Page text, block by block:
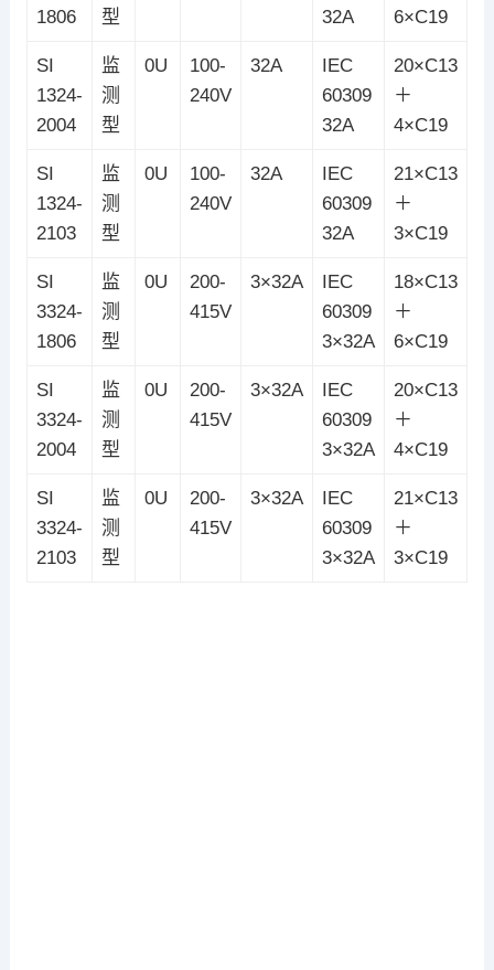
1806
型
32A
6×C19
SI
1324-
2004
监
测
型
0U
100-
240V
32A
IEC
60309
32A
20×C13
＋
4×C19
SI
1324-
2103
监
测
型
0U
100-
240V
32A
IEC
60309
32A
21×C13
＋
3×C19
SI
3324-
1806
监
测
型
0U
200-
415V
3×32A
IEC
60309
3×32A
18×C13
＋
6×C19
SI
3324-
2004
监
测
型
0U
200-
415V
3×32A
IEC
60309
3×32A
20×C13
＋
4×C19
SI
3324-
2103
监
测
型
0U
200-
415V
3×32A
IEC
60309
3×32A
21×C13
＋
3×C19